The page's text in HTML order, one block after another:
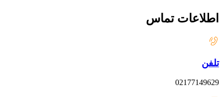
اطلاعات تماس
تلفن
02177149629